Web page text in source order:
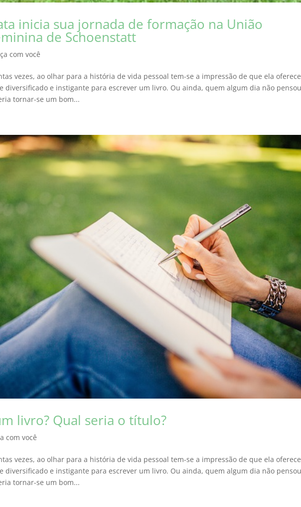
inicia sua jornada de formação na União
de Schoenstatt
com você
vezes, ao olhar para a história de vida pessoal tem-se a impressão de que ela oferece
diversificado e instigante para escrever um livro. Ou ainda, quem algum dia não
tornar-se um bom...
livro? Qual seria o título?
com você
vezes, ao olhar para a história de vida pessoal tem-se a impressão de que ela oferece
diversificado e instigante para escrever um livro. Ou ainda, quem algum dia não
tornar-se um bom...